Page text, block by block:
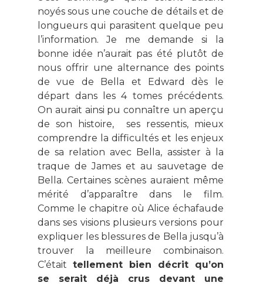
noyés sous une couche de détails et de
longueurs qui parasitent quelque peu
l’information. Je me demande si la
bonne idée n’aurait pas été plutôt de
nous offrir une alternance des points
de vue de Bella et Edward dès le
départ dans les 4 tomes précédents.
On aurait ainsi pu connaître un aperçu
de son histoire, ses ressentis, mieux
comprendre la difficultés et les enjeux
de sa relation avec Bella, assister à la
traque de James et au sauvetage de
Bella. Certaines scènes auraient même
mérité d’apparaître dans le film.
Comme le chapitre où Alice échafaude
dans ses visions plusieurs versions pour
expliquer les blessures de Bella jusqu’à
trouver la meilleure combinaison.
C’était tellement bien décrit qu’on
se serait déjà crus devant une